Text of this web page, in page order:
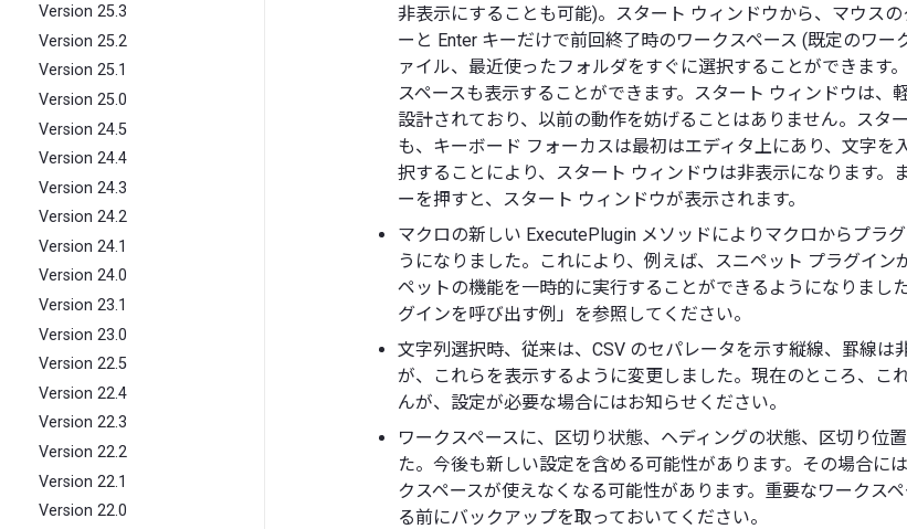
Version 25.3
Version 25.2
Version 25.1
Version 25.0
Version 24.5
Version 24.4
Version 24.3
Version 24.2
Version 24.1
Version 24.0
Version 23.1
Version 23.0
Version 22.5
Version 22.4
Version 22.3
Version 22.2
Version 22.1
Version 22.0
非表示にすることも可能)。スタート ウィンドウから、マウス
ーと Enter キーだけで前回終了時のワークスペース (既定のワー
ァイル、最近使ったフォルダをすぐに選択することができます
スペースも表示することができます。スタート ウィンドウは、
設計されており、以前の動作を妨げることはありません。スタ
も、キーボード フォーカスは最初はエディタ上にあり、文字を
択することにより、スタート ウィンドウは非表示になります
ーを押すと、スタート ウィンドウが表示されます。
マクロの新しい ExecutePlugin メソッドによりマクロからプラ
うになりました。これにより、例えば、スニペット プラグイン
ペットの機能を一時的に実行することができるようになりまし
グインを呼び出す例」を参照してください。
文字列選択時、従来は、CSV のセパレータを示す縦線、罫線は
が、これらを表示するように変更しました。現在のところ、こ
んが、設定が必要な場合にはお知らせください。
ワークスペースに、区切り状態、ヘディングの状態、区切り位
た。今後も新しい設定を含める可能性があります。その場合に
クスペースが使えなくなる可能性があります。重要なワークス
る前にバックアップを取っておいてください。